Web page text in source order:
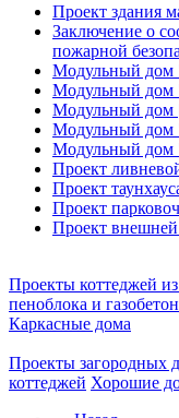
Проект здания
Заключение о
пожарной
Модульный дом
Модульный дом
Модульный дом
Модульный дом
Модульный дом
Проект
Проект
Проект
Проект
Проекты коттеджей
пеноблока и
Каркасные дома
Проекты загородных
коттеджей Хорошие